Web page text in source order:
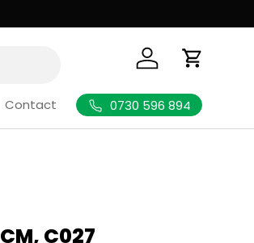
Logheaza-te
Cos de
Contact 0730 596 894
C027